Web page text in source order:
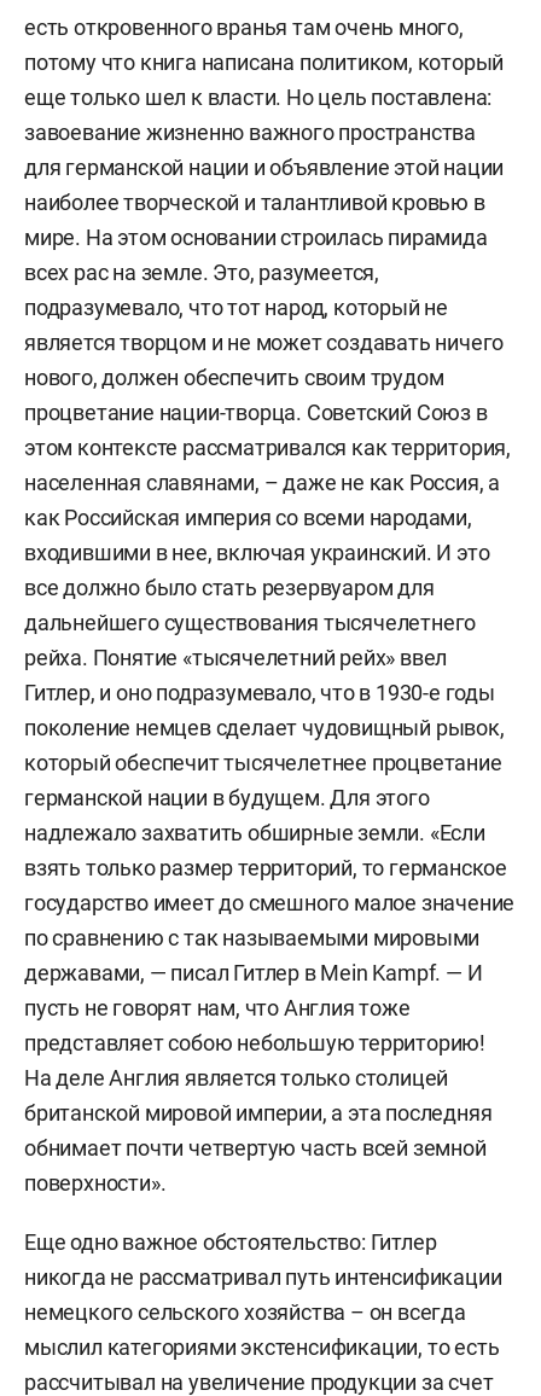
есть откровенного вранья там очень много,
потому что книга написана политиком, который
еще только шел к власти. Но цель поставлена:
завоевание жизненно важного пространства
для германской нации и объявление этой нации
наиболее творческой и талантливой кровью в
мире. На этом основании строилась пирамида
всех рас на земле. Это, разумеется,
подразумевало, что тот народ, который не
является творцом и не может создавать ничего
нового, должен обеспечить своим трудом
процветание нации-творца. Советский Союз в
этом контексте рассматривался как территория,
населенная славянами, – даже не как Россия, а
как Российская империя со всеми народами,
входившими в нее, включая украинский. И это
все должно было стать резервуаром для
дальнейшего существования тысячелетнего
рейха. Понятие «тысячелетний рейх» ввел
Гитлер, и оно подразумевало, что в 1930-е годы
поколение немцев сделает чудовищный рывок,
который обеспечит тысячелетнее процветание
германской нации в будущем. Для этого
надлежало захватить обширные земли. «Если
взять только размер территорий, то германское
государство имеет до смешного малое значение
по сравнению с так называемыми мировыми
державами, — писал Гитлер в Mein Kampf. — И
пусть не говорят нам, что Англия тоже
представляет собою небольшую территорию!
На деле Англия является только столицей
британской мировой империи, а эта последняя
обнимает почти четвертую часть всей земной
поверхности».
Еще одно важное обстоятельство: Гитлер
никогда не рассматривал путь интенсификации
немецкого сельского хозяйства – он всегда
мыслил категориями экстенсификации, то есть
рассчитывал на увеличение продукции за счет